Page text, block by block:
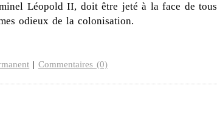
Léopold II, doit être jeté à la face de tous
odieux de la colonisation.
| Commentaires (0)